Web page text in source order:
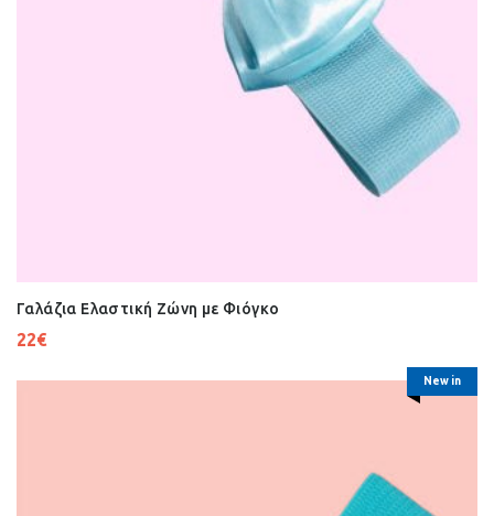
Γαλάζια Ελαστική Ζώνη με Φιόγκο
22€
New in